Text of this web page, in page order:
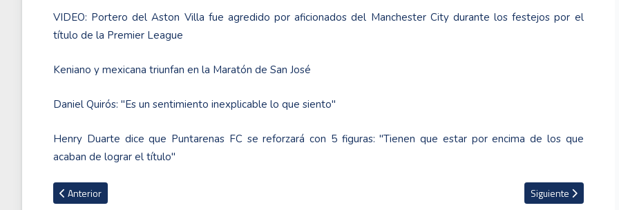
VIDEO: Portero del Aston Villa fue agredido por aficionados del Manchester City durante los festejos por el
título de la Premier League
Keniano y mexicana triunfan en la Maratón de San José
Daniel Quirós: "Es un sentimiento inexplicable lo que siento"
Henry Duarte dice que Puntarenas FC se reforzará con 5 figuras: ''Tienen que estar por encima de los que
acaban de lograr el título''
Artículo anterior: Manuel Neuer renueva con el Bayern Múnich hasta el 2024
Anterior Artículo siguiente:
Siguiente